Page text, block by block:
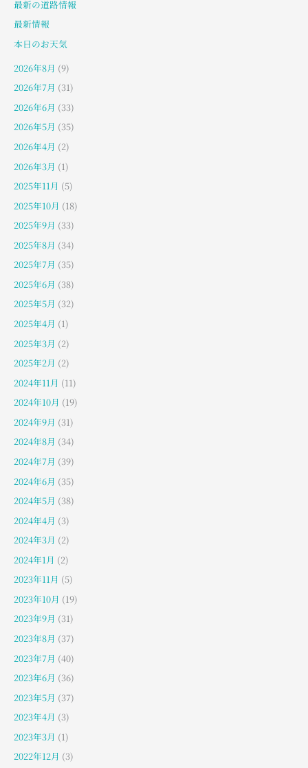
最新の道路情報
最新情報
本日のお天気
2026年8月 (9)
2026年7月 (31)
2026年6月 (33)
2026年5月 (35)
2026年4月 (2)
2026年3月 (1)
2025年11月 (5)
2025年10月 (18)
2025年9月 (33)
2025年8月 (34)
2025年7月 (35)
2025年6月 (38)
2025年5月 (32)
2025年4月 (1)
2025年3月 (2)
2025年2月 (2)
2024年11月 (11)
2024年10月 (19)
2024年9月 (31)
2024年8月 (34)
2024年7月 (39)
2024年6月 (35)
2024年5月 (38)
2024年4月 (3)
2024年3月 (2)
2024年1月 (2)
2023年11月 (5)
2023年10月 (19)
2023年9月 (31)
2023年8月 (37)
2023年7月 (40)
2023年6月 (36)
2023年5月 (37)
2023年4月 (3)
2023年3月 (1)
2022年12月 (3)